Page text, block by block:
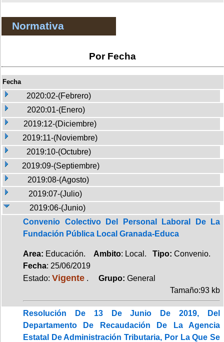
Normativa
Por Fecha
Fecha
2020:02-(Febrero)
2020:01-(Enero)
2019:12-(Diciembre)
2019:11-(Noviembre)
2019:10-(Octubre)
2019:09-(Septiembre)
2019:08-(Agosto)
2019:07-(Julio)
2019:06-(Junio)
Convenio Colectivo Del Personal Laboral De La
Fundación Pública Local Granada-Educa
Area: Educación. Ambito: Local. Tipo: Convenio.
Fecha: 25/06/2019
Estado: Vigente . Grupo: General
Tamaño:93 kb
Resolución De 13 De Junio De 2019, Del
Departamento De Recaudación De La Agencia
Estatal De Administración Tributaria, Por La Que Se